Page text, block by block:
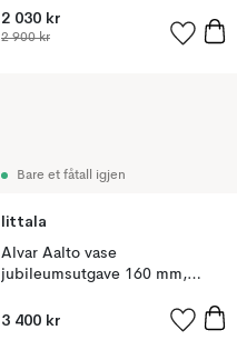
jubileumsutgave
2 030 kr
2 900 kr
Bare et fåtall igjen
Iittala
Alvar Aalto vase
jubileumsutgave 160 mm,
3 400 kr